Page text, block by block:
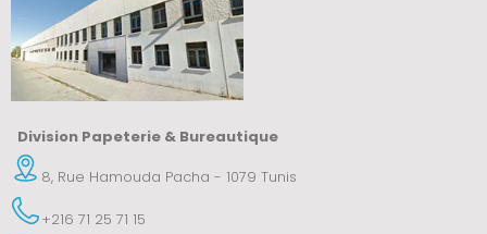
Division Papeterie & Bureautique
8, Rue Hamouda Pacha - 1079 Tunis
+216 71 25 71 15